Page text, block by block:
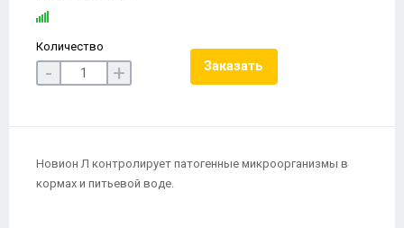
Количество
- + Заказать
Новион Л контролирует патогенные микроорганизмы в
кормах и питьевой воде.